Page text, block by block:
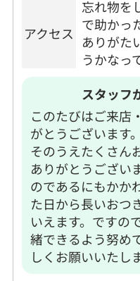
アクセス
忘れ物を
で助かっ
ありがた
うかなっ
スタッフ
このたびはご来店
がとうございます。
そのうえたくさん
ありがとうござい
のであるにもかか
た日から長いおつ
いえます。ですの
緒できるよう努め
しくお願いいたし